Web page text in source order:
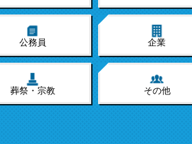
公務員 企業
葬祭・宗教 その他